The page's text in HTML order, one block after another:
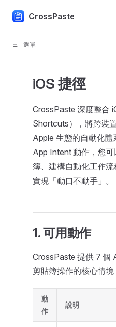
Skip to content
CrossPaste
選單
iOS 捷徑
CrossPaste 深度整合
Shortcuts），將跨裝
Apple 生態的自動化
App Intent 動作，您
簿、建構自動化工作
實現「動口不動手」。
1. 可用動作
CrossPaste 提供 7 個
剪貼簿操作的核心情境
動
作
說明